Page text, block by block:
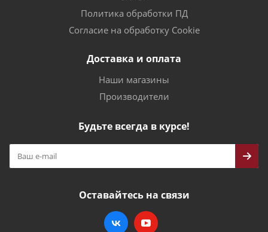
Политика обработки ПД
Согласие на обработку Cookie
Доставка и оплата
Наши магазины
Производители
Будьте всегда в курсе!
Оставайтесь на связи